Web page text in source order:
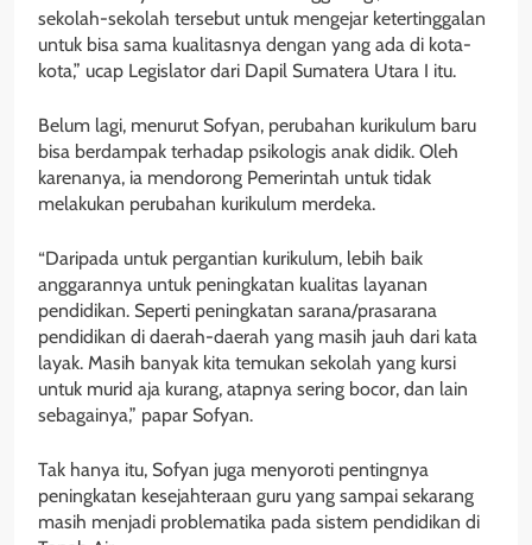
sekolah-sekolah tersebut untuk mengejar ketertinggalan
untuk bisa sama kualitasnya dengan yang ada di kota-
kota,” ucap Legislator dari Dapil Sumatera Utara I itu.
Belum lagi, menurut Sofyan, perubahan kurikulum baru
bisa berdampak terhadap psikologis anak didik. Oleh
karenanya, ia mendorong Pemerintah untuk tidak
melakukan perubahan kurikulum merdeka.
“Daripada untuk pergantian kurikulum, lebih baik
anggarannya untuk peningkatan kualitas layanan
pendidikan. Seperti peningkatan sarana/prasarana
pendidikan di daerah-daerah yang masih jauh dari kata
layak. Masih banyak kita temukan sekolah yang kursi
untuk murid aja kurang, atapnya sering bocor, dan lain
sebagainya,” papar Sofyan.
Tak hanya itu, Sofyan juga menyoroti pentingnya
peningkatan kesejahteraan guru yang sampai sekarang
masih menjadi problematika pada sistem pendidikan di